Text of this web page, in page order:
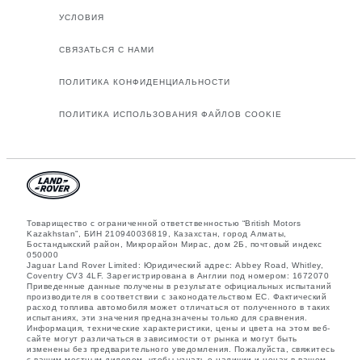
УСЛОВИЯ
СВЯЗАТЬСЯ С НАМИ
ПОЛИТИКА КОНФИДЕНЦИАЛЬНОСТИ
ПОЛИТИКА ИСПОЛЬЗОВАНИЯ ФАЙЛОВ COOKIE
Товарищество с ограниченной ответственностью “British Motors
Kazakhstan”, БИН 210940036819, Казахстан, город Алматы,
Бостандыкский район, Микрорайон Мирас, дом 2Б, почтовый индекс
050000
Jaguar Land Rover Limited: Юридический адрес: Abbey Road, Whitley,
Coventry CV3 4LF. Зарегистрирована в Англии под номером: 1672070
Приведенные данные получены в результате официальных испытаний
производителя в соответствии с законодательством ЕС. Фактический
расход топлива автомобиля может отличаться от полученного в таких
испытаниях, эти значения предназначены только для сравнения.
Информация, технические характеристики, цены и цвета на этом веб-
сайте могут различаться в зависимости от рынка и могут быть
изменены без предварительного уведомления. Пожалуйста, свяжитесь